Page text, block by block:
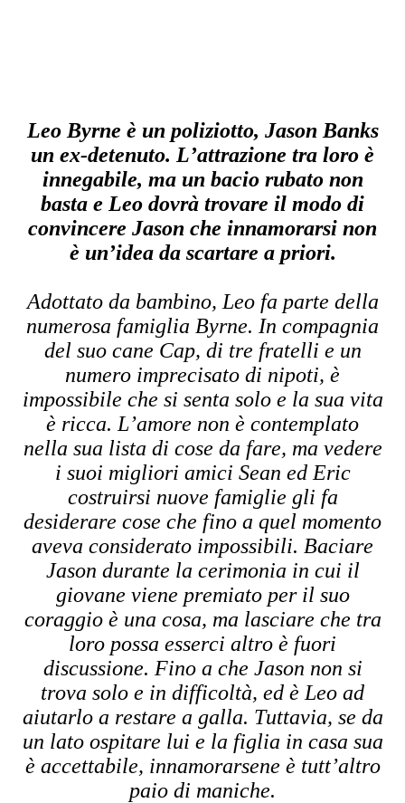
Leo Byrne è un poliziotto, Jason Banks
un ex-detenuto. L’attrazione tra loro è
innegabile, ma un bacio rubato non
basta e Leo dovrà trovare il modo di
convincere Jason che innamorarsi non
è un’idea da scartare a priori.
Adottato da bambino, Leo fa parte della
numerosa famiglia Byrne. In compagnia
del suo cane Cap, di tre fratelli e un
numero imprecisato di nipoti, è
impossibile che si senta solo e la sua vita
è ricca. L’amore non è contemplato
nella sua lista di cose da fare, ma vedere
i suoi migliori amici Sean ed Eric
costruirsi nuove famiglie gli fa
desiderare cose che fino a quel momento
aveva considerato impossibili. Baciare
Jason durante la cerimonia in cui il
giovane viene premiato per il suo
coraggio è una cosa, ma lasciare che tra
loro possa esserci altro è fuori
discussione. Fino a che Jason non si
trova solo e in difficoltà, ed è Leo ad
aiutarlo a restare a galla. Tuttavia, se da
un lato ospitare lui e la figlia in casa sua
è accettabile, innamorarsene è tutt’altro
paio di maniche.